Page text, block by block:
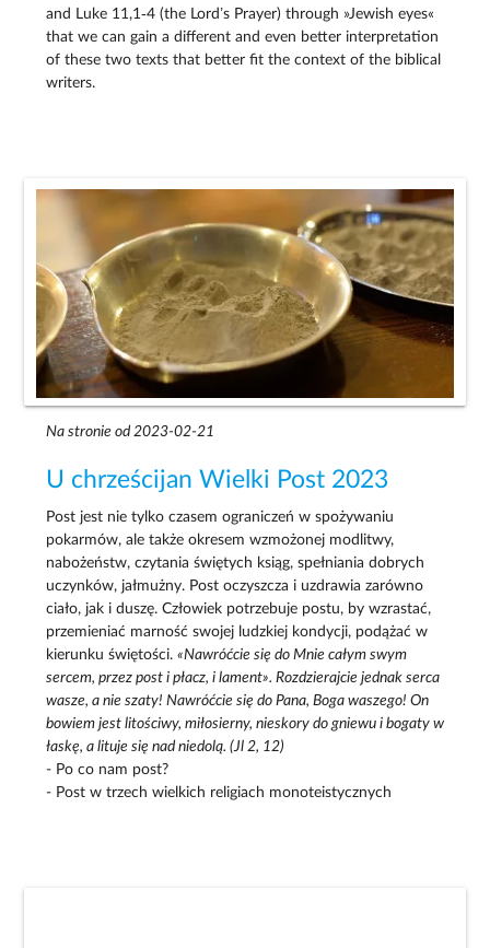
and Luke 11,1‑4 (the Lord’s Prayer) through »Jewish eyes«
that we can gain a different and even better interpretation
of these two texts that better fit the context of the biblical
writers.
Na stronie od 2023-02-21
U chrześcijan Wielki Post 2023
Post jest nie tylko czasem ograniczeń w spożywaniu
pokarmów, ale także okresem wzmożonej modlitwy,
nabożeństw, czytania świętych ksiąg, spełniania dobrych
uczynków, jałmużny. Post oczyszcza i uzdrawia zarówno
ciało, jak i duszę. Człowiek potrzebuje postu, by wzrastać,
przemieniać marność swojej ludzkiej kondycji, podążać w
kierunku świętości.«Nawróćcie się do Mnie całym swym
sercem, przez post i płacz, i lament». Rozdzierajcie jednak serca
wasze, a nie szaty! Nawróćcie się do Pana, Boga waszego! On
bowiem jest litościwy, miłosierny, nieskory do gniewu i bogaty w
łaskę, a lituje się nad niedolą. (Jl 2, 12)
- Po co nam post?
- Post w trzech wielkich religiach monoteistycznych